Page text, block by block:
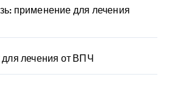
применение для лечения
для лечения от ВПЧ